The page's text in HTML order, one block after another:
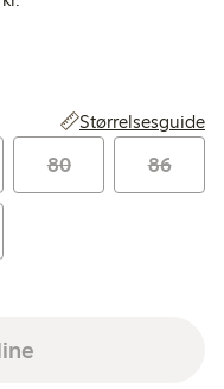
Størrelsesguide
80 86